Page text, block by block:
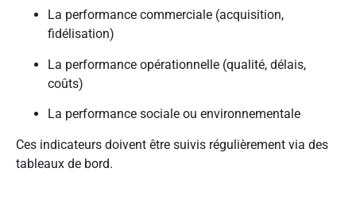
La performance commerciale (acquisition,
fidélisation)
La performance opérationnelle (qualité, délais,
coûts)
La performance sociale ou environnementale
Ces indicateurs doivent être suivis régulièrement via des
tableaux de bord.